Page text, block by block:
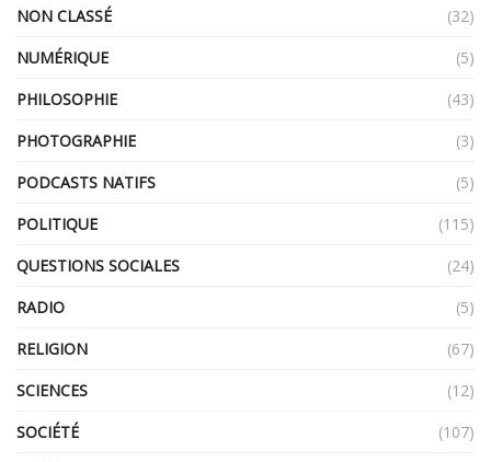
NON CLASSÉ
(32)
NUMÉRIQUE
(5)
PHILOSOPHIE
(43)
PHOTOGRAPHIE
(3)
PODCASTS NATIFS
(5)
POLITIQUE
(115)
QUESTIONS SOCIALES
(24)
RADIO
(5)
RELIGION
(67)
SCIENCES
(12)
SOCIÉTÉ
(107)